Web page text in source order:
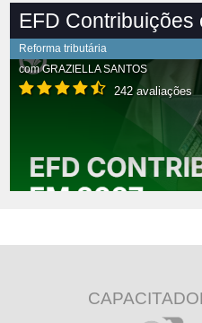
EFD Contribuições
Reforma tributária
comGRAZIELLA SANTOS
242 avaliações